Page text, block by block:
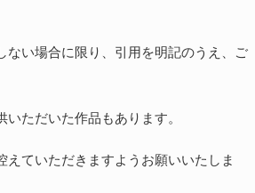
い場合に限り、引用を明記のうえ、ご
ただいた作品もあります。
ていただきますようお願いいたしま